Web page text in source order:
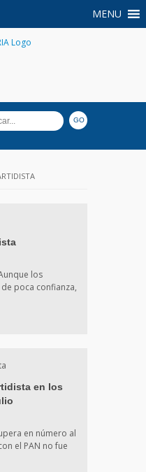
MENU
los
poca confianza,
en los
en número al
el PAN no fue